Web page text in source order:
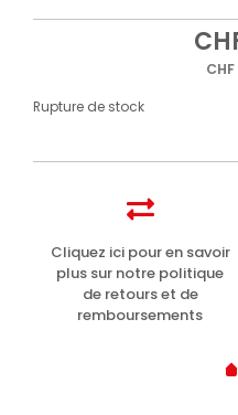
CHF
Rupture de stock
Cliquez ici pour en savoir
plus sur notre politique
de retours et de
remboursements